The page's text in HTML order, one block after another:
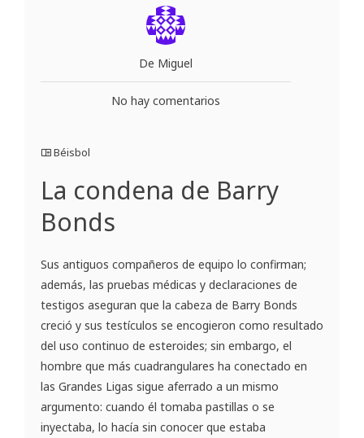
De Miguel
No hay comentarios
Béisbol
La condena de Barry
Bonds
Sus antiguos compañeros de equipo lo confirman;
además, las pruebas médicas y declaraciones de
testigos aseguran que la cabeza de Barry Bonds
creció y sus testículos se encogieron como resultado
del uso continuo de esteroides; sin embargo, el
hombre que más cuadrangulares ha conectado en
las Grandes Ligas sigue aferrado a un mismo
argumento: cuando él tomaba pastillas o se
inyectaba, lo hacía sin conocer que estaba